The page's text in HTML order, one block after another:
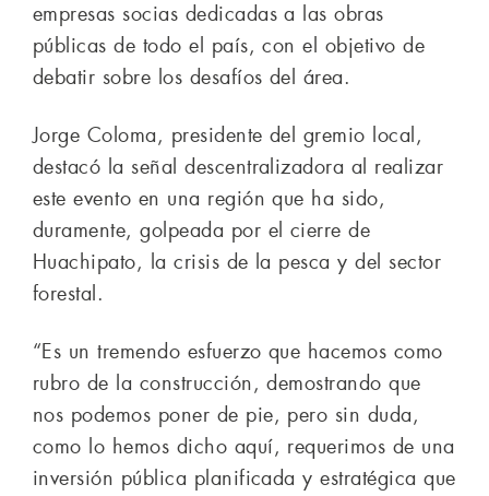
empresas socias dedicadas a las obras
públicas de todo el país, con el objetivo de
debatir sobre los desafíos del área.
Jorge Coloma, presidente del gremio local,
destacó la señal descentralizadora al realizar
este evento en una región que ha sido,
duramente, golpeada por el cierre de
Huachipato, la crisis de la pesca y del sector
forestal.
“Es un tremendo esfuerzo que hacemos como
rubro de la construcción, demostrando que
nos podemos poner de pie, pero sin duda,
como lo hemos dicho aquí, requerimos de una
inversión pública planificada y estratégica que